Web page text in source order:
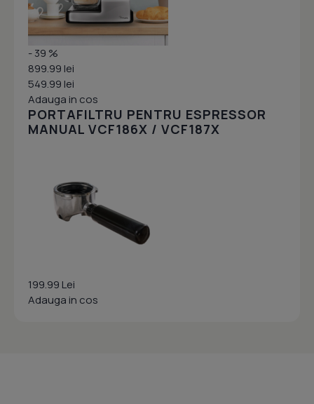
- 39 %
899.99 lei
549.99 lei
Adauga in cos
PORTAFILTRU PENTRU ESPRESSOR
MANUAL VCF186X / VCF187X
199.99 Lei
Adauga in cos